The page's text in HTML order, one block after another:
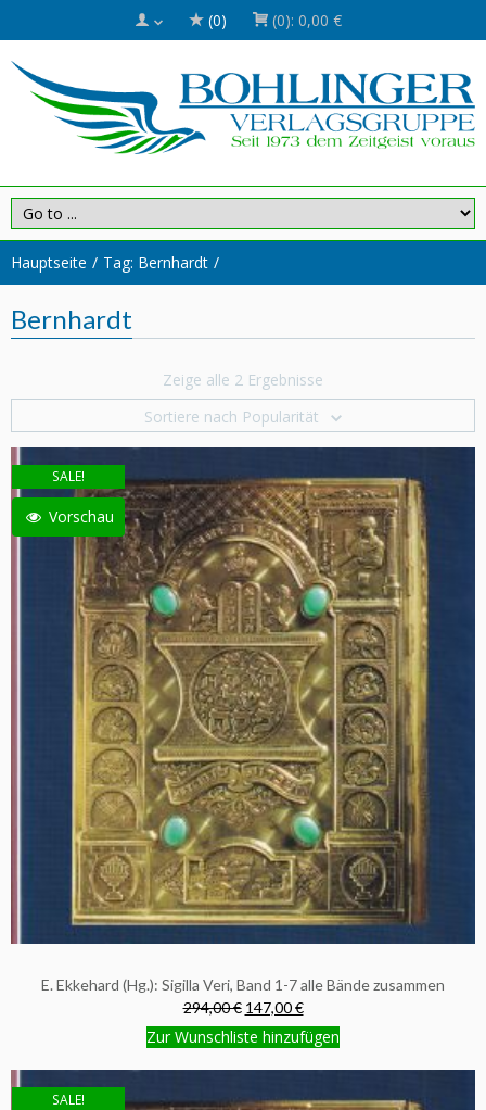
(0) (0): 0,00 €
Hauptseite Tag: Bernhardt
Bernhardt
Zeige alle 2 Ergebnisse
Sortiere nach Popularität
SALE!
Vorschau
E. Ekkehard (Hg.): Sigilla Veri, Band 1-7 alle Bände zusammen
294,00 € 147,00 €
Zur Wunschliste hinzufügen
SALE!